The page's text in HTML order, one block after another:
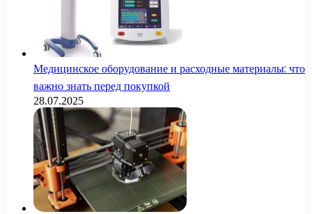
Медицинское оборудование и расходные материалы: что
важно знать перед покупкой
28.07.2025